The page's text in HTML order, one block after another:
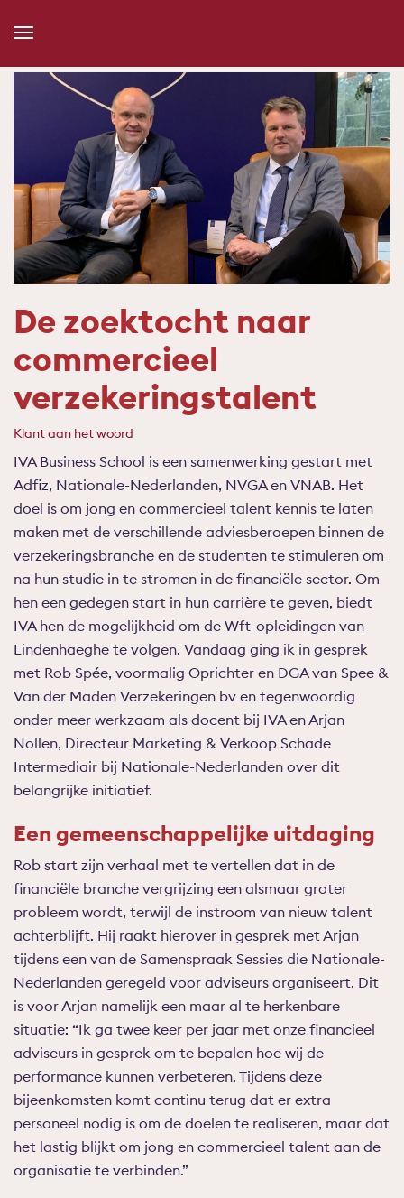
Toggle
De zoektocht naar
commercieel
verzekeringstalent
Klant aan het woord
IVA Business School is een samenwerking gestart met
Adfiz, Nationale-Nederlanden, NVGA en VNAB. Het
doel is om jong en commercieel talent kennis te laten
maken met de verschillende adviesberoepen binnen de
verzekeringsbranche en de studenten te stimuleren om
na hun studie in te stromen in de financiële sector. Om
hen een gedegen start in hun carrière te geven, biedt
IVA hen de mogelijkheid om de Wft-opleidingen van
Lindenhaeghe te volgen. Vandaag ging ik in gesprek
met Rob Spée, voormalig Oprichter en DGA van Spee &
Van der Maden Verzekeringen bv en tegenwoordig
onder meer werkzaam als docent bij IVA en Arjan
Nollen, Directeur Marketing & Verkoop Schade
Intermediair bij Nationale-Nederlanden over dit
belangrijke initiatief.
Een gemeenschappelijke uitdaging
Rob start zijn verhaal met te vertellen dat in de
financiële branche vergrijzing een alsmaar groter
probleem wordt, terwijl de instroom van nieuw talent
achterblijft. Hij raakt hierover in gesprek met Arjan
tijdens een van de Samenspraak Sessies die Nationale-
Nederlanden geregeld voor adviseurs organiseert. Dit
is voor Arjan namelijk een maar al te herkenbare
situatie: “Ik ga twee keer per jaar met onze financieel
adviseurs in gesprek om te bepalen hoe wij de
performance kunnen verbeteren. Tijdens deze
bijeenkomsten komt continu terug dat er extra
personeel nodig is om de doelen te realiseren, maar dat
het lastig blijkt om jong en commercieel talent aan de
organisatie te verbinden.”